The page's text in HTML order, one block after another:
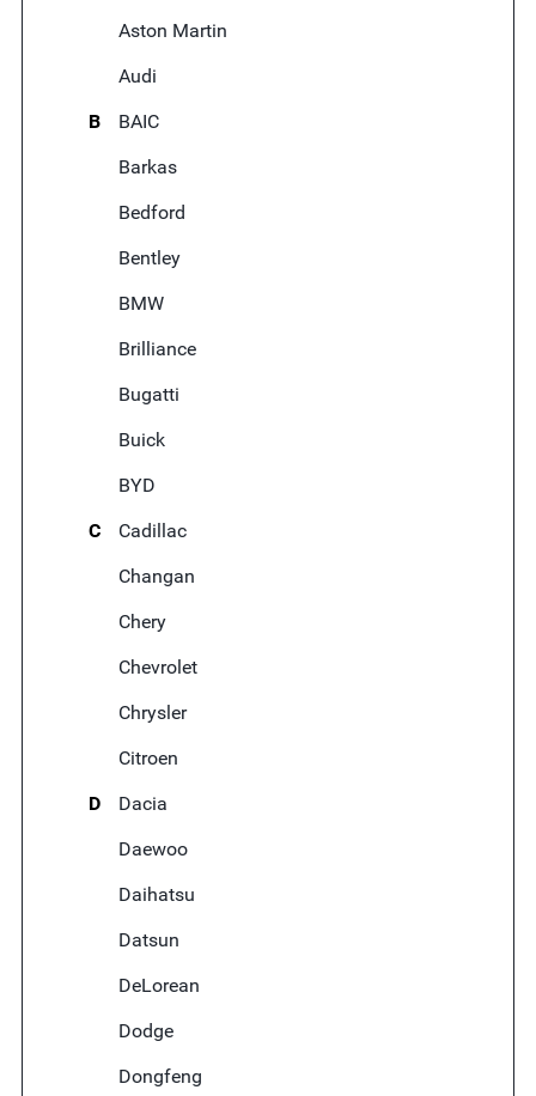
Aston Martin
Audi
B
BAIC
Barkas
Bedford
Bentley
BMW
Brilliance
Bugatti
Buick
BYD
C
Cadillac
Changan
Chery
Chevrolet
Chrysler
Citroen
D
Dacia
Daewoo
Daihatsu
Datsun
DeLorean
Dodge
Dongfeng